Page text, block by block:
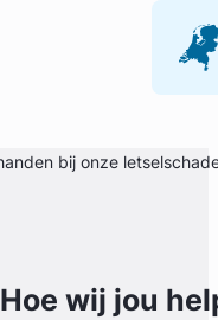
Hoe wij jou